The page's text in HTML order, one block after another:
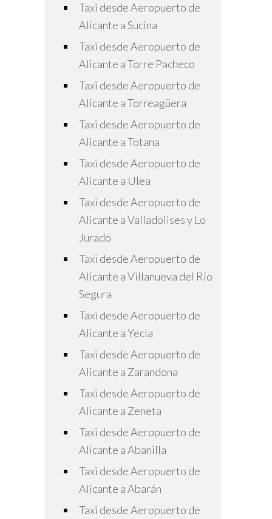
Taxi desde Aeropuerto de
Alicante a Sucina
Taxi desde Aeropuerto de
Alicante a Torre Pacheco
Taxi desde Aeropuerto de
Alicante a Torreagüera
Taxi desde Aeropuerto de
Alicante a Totana
Taxi desde Aeropuerto de
Alicante a Ulea
Taxi desde Aeropuerto de
Alicante a Valladolises y Lo
Jurado
Taxi desde Aeropuerto de
Alicante a Villanueva del Río
Segura
Taxi desde Aeropuerto de
Alicante a Yecla
Taxi desde Aeropuerto de
Alicante a Zarandona
Taxi desde Aeropuerto de
Alicante a Zeneta
Taxi desde Aeropuerto de
Alicante a Abanilla
Taxi desde Aeropuerto de
Alicante a Abarán
Taxi desde Aeropuerto de